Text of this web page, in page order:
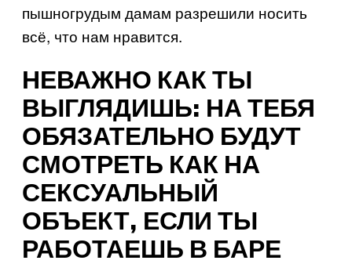
пышногрудым дамам разрешили носить
всё, что нам нравится.
НЕВАЖНО КАК ТЫ
ВЫГЛЯДИШЬ: НА ТЕБЯ
ОБЯЗАТЕЛЬНО БУДУТ
СМОТРЕТЬ КАК НА
СЕКСУАЛЬНЫЙ
ОБЪЕКТ, ЕСЛИ ТЫ
РАБОТАЕШЬ В БАРЕ